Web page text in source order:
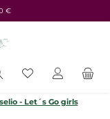
€
Du hast 0
- Let´s Go girls